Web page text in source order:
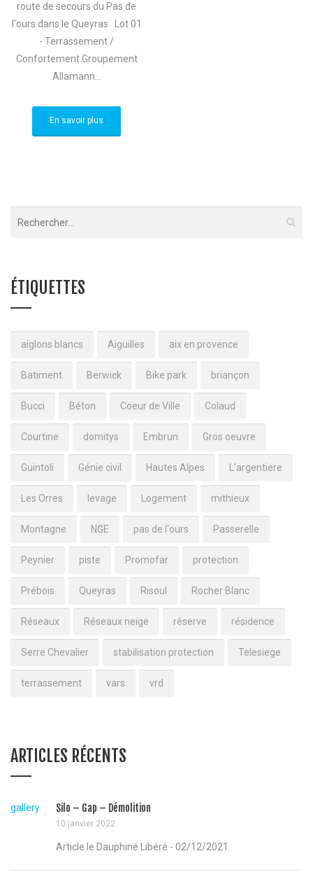
route de secours du Pas de
l'ours dans le Queyras Lot 01
- Terrassement /
Confortement Groupement
Allamann...
En savoir plus
ÉTIQUETTES
aiglons blancs Aiguilles aix en provence
Batiment Berwick Bike park briançon
Bucci Béton Coeur de Ville Colaud
Courtine domitys Embrun Gros oeuvre
Guintoli Génie civil Hautes Alpes L'argentiere
Les Orres levage Logement mithieux
Montagne NGE pas de l'ours Passerelle
Peynier piste Promofar protection
Prébois Queyras Risoul Rocher Blanc
Réseaux Réseaux neige réserve résidence
Serre Chevalier stabilisation protection Telesiege
terrassement vars vrd
ARTICLES RÉCENTS
gallery Silo – Gap – Démolition
10 janvier 2022
Article le Dauphiné Libéré - 02/12/2021